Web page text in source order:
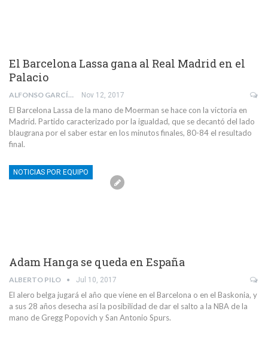
El Barcelona Lassa gana al Real Madrid en el
Palacio
ALFONSO GARCÍA DE LA TORRE Nov 12, 2017
El Barcelona Lassa de la mano de Moerman se hace con la victoria en
Madrid. Partido caracterizado por la igualdad, que se decantó del lado
blaugrana por el saber estar en los minutos finales, 80-84 el resultado
final.
NOTICIAS POR EQUIPO
Adam Hanga se queda en España
ALBERTO PILO Jul 10, 2017
El alero belga jugará el año que viene en el Barcelona o en el Baskonia, y
a sus 28 años desecha así la posibilidad de dar el salto a la NBA de la
mano de Gregg Popovich y San Antonio Spurs.